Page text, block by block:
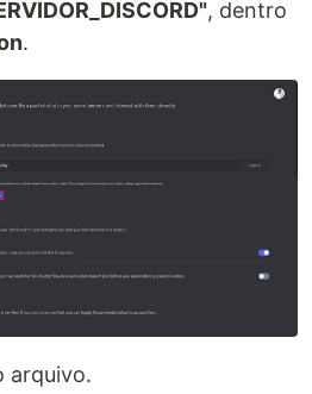
, dentro
.
arquivo.